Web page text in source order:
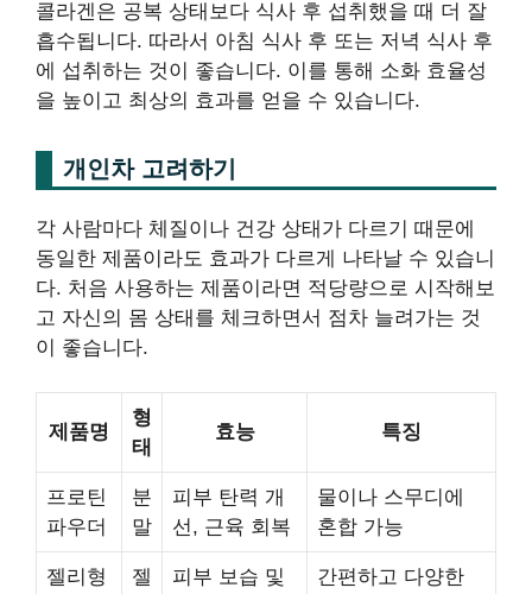
콜라겐은 공복 상태보다 식사 후 섭취했을 때 더 잘
흡수됩니다. 따라서 아침 식사 후 또는 저녁 식사 후
에 섭취하는 것이 좋습니다. 이를 통해 소화 효율성
을 높이고 최상의 효과를 얻을 수 있습니다.
개인차 고려하기
각 사람마다 체질이나 건강 상태가 다르기 때문에
동일한 제품이라도 효과가 다르게 나타날 수 있습니
다. 처음 사용하는 제품이라면 적당량으로 시작해보
고 자신의 몸 상태를 체크하면서 점차 늘려가는 것
이 좋습니다.
제품명
형
태
효능 특징
프로틴
파우더
분
말
피부 탄력 개
선, 근육 회복
물이나 스무디에
혼합 가능
젤리형
젤
피부 보습 및
간편하고 다양한